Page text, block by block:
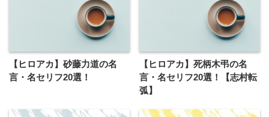
【ヒロアカ】砂藤力道の名
言・名セリフ20選！
【ヒロアカ】死柄木弔の名
言・名セリフ20選！【志村転
弧】